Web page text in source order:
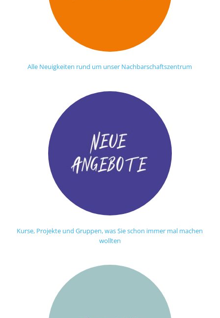
Alle Neuigkeiten rund um unser Nachbarschaftszentrum
Kurse, Projekte und Gruppen, was Sie schon immer mal machen
wollten